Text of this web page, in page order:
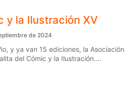
y la Ilustración XV
de 2024
y ya van 15 ediciones, la Asociación
del Cómic y la Ilustración....